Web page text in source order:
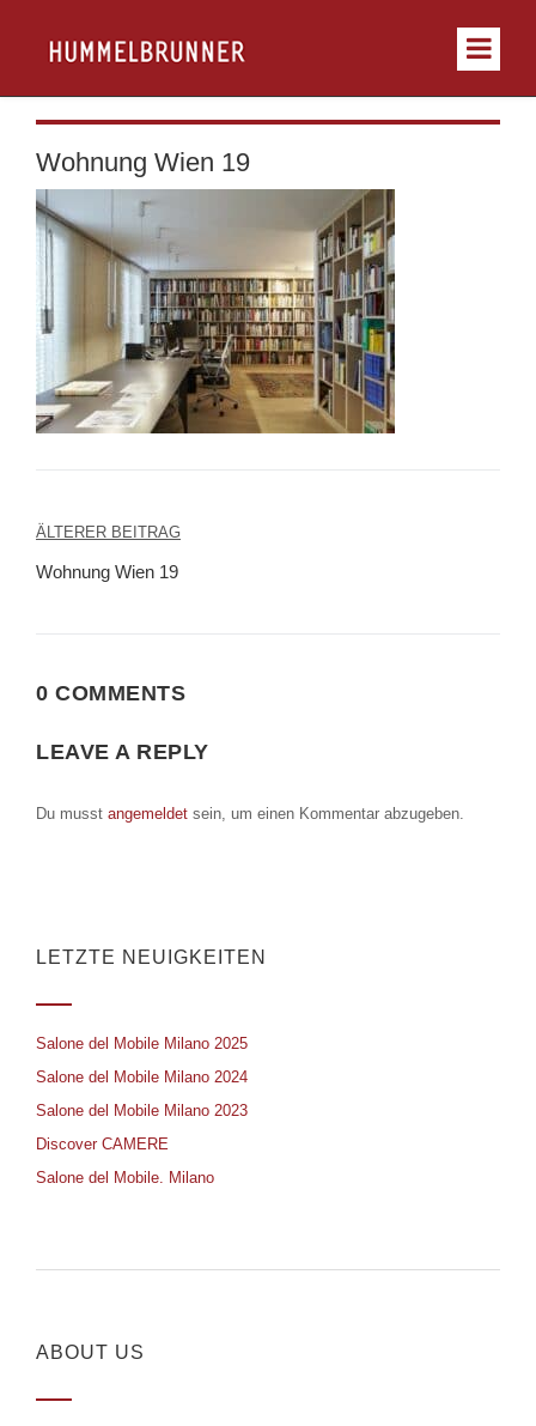
Wohnung Wien 19
Beitragsnavigation
ÄLTERER BEITRAG
Wohnung Wien 19
0 COMMENTS
LEAVE A REPLY
Du musst angemeldet sein, um einen Kommentar abzugeben.
LETZTE NEUIGKEITEN
Salone del Mobile Milano 2025
Salone del Mobile Milano 2024
Salone del Mobile Milano 2023
Discover CAMERE
Salone del Mobile. Milano
ABOUT US